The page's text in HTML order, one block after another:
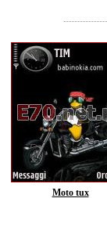
Moto tux